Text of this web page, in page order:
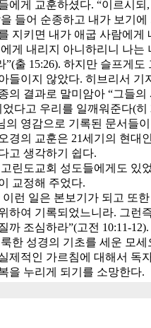
에게 교훈하셨다. “이르시되
들어 순종하고 내가 보기에
지키면 내가 애굽 사람에게
게 내리지 아니하리니 나는
출 15:26). 하지만 슬프게도
들이지 않았다. 히브리서 기
의 결과로 말미암아 “그들의
다고 우리를 일깨워준다(히
의 영감으로 기록된 문서들
경의 교훈은 21세기의 현대
고 생각하기 쉽다.
린도교회 성도들에게도 있
교정해 주었다.
런 일은 본보기가 되고 또
하여 기록되었느니라. 그런
까 조심하라”(고전 10:11-12).
한 성경의 기초를 세운 모세
제적인 가르침에 대해서 독
을 누리게 되기를 소망한다.